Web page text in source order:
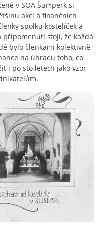
v SOA Šumperk si
akcí a finančních
spolku kostelíček a
připomenutí stojí, že každá
bylo členkami kolektivně
na úhradu toho, co
i po sto letech jako vzor